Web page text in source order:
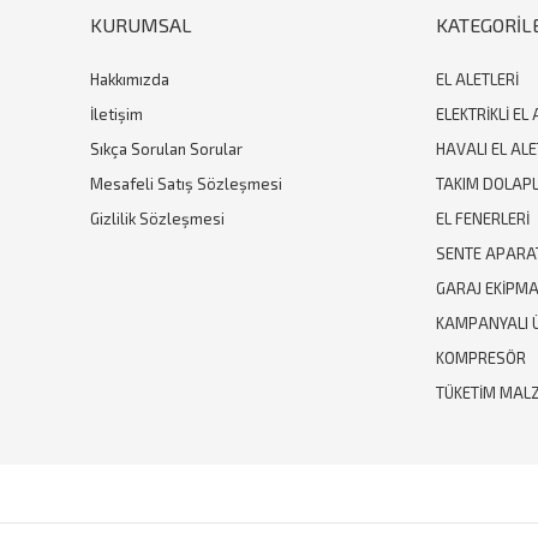
KURUMSAL
Hakkımızda
İletişim
Sıkça Sorulan Sorular
Mesafeli Satış Sözleşmesi
Gizlilik Sözleşmesi
EL ALETLERİ
ELEKTRİKLİ EL
HAVALI EL
TAKIM
EL FENERLERİ
SENTE
GARAJ
KAMPANYALI
KOMPRESÖR
TÜKETİM